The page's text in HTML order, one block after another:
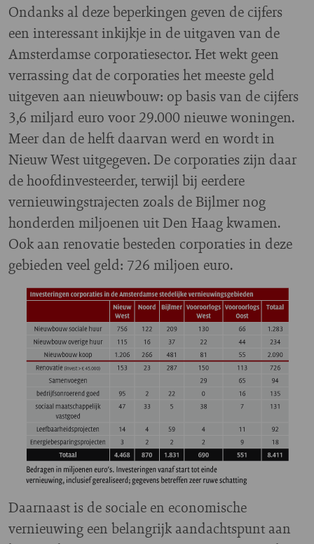
Ondanks al deze beperkingen geven de cijfers
een interessant inkijkje in de uitgaven van de
Amsterdamse corporatiesector. Het wekt geen
verrassing dat de corporaties het meeste geld
uitgeven aan nieuwbouw: op basis van de cijfers
3,6 miljard euro voor 29.000 nieuwe woningen.
Meer dan de helft daarvan werd en wordt in
Nieuw West uitgegeven. De corporaties zijn daar
de hoofdinvesteerder, terwijl bij eerdere
vernieuwingstrajecten zoals de Bijlmer nog
honderden miljoenen uit Den Haag kwamen.
Ook aan renovatie besteden corporaties in deze
gebieden veel geld: 726 miljoen euro.
Daarnaast is de sociale en economische
vernieuwing een belangrijk aandachtspunt aan